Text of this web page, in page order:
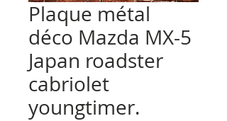
Plaque métal
déco Mazda MX-5
Japan roadster
cabriolet
youngtimer.